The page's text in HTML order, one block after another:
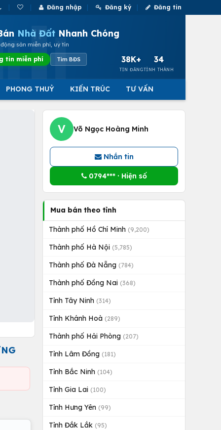
Đăng nhập Đăng ký Đăng tin
Nhà Đất Nhanh Chóng
sản miễn phí, uy tín
tin miễn phí Tìm BĐS 38K+
TIN ĐĂNG
34
TỈNH THÀNH
PHONG THUỶ KIẾN TRÚC TƯ VẤN
V Võ Ngọc Hoàng Minh
Nhắn tin
0794*** · Hiện số
Mua bán theo tỉnh
Thành phố Hồ Chí Minh (9,200)
Thành phố Hà Nội (5,785)
Thành phố Đà Nẵng (784)
Thành phố Đồng Nai (368)
Tỉnh Tây Ninh (314)
Tỉnh Khánh Hoà (289)
Thành phố Hải Phòng (207)
Tỉnh Lâm Đồng (181)
Tỉnh Bắc Ninh (104)
Tỉnh Gia Lai (100)
Tỉnh Hưng Yên (99)
Tỉnh Đắk Lắk (95)